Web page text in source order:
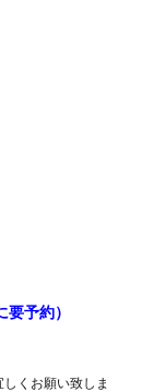
要予約）
くお願い致しま